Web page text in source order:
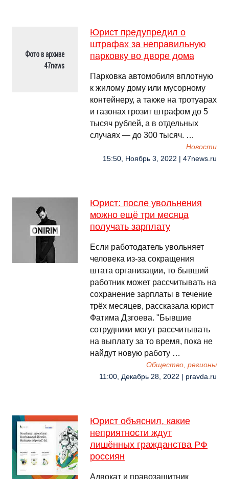
Юрист предупредил о
штрафах за неправильную
парковку во дворе дома
Парковка автомобиля вплотную
к жилому дому или мусорному
контейнеру, а также на тротуарах
и газонах грозит штрафом до 5
тысяч рублей, а в отдельных
случаях — до 300 тысяч. …
Новости
15:50, Ноябрь 3, 2022 | 47news.ru
Юрист: после увольнения
можно ещё три месяца
получать зарплату
Если работодатель увольняет
человека из-за сокращения
штата организации, то бывший
работник может рассчитывать на
сохранение зарплаты в течение
трёх месяцев, рассказала юрист
Фатима Дзгоева. "Бывшие
сотрудники могут рассчитывать
на выплату за то время, пока не
найдут новую работу …
Общество, регионы
11:00, Декабрь 28, 2022 | pravda.ru
Юрист объяснил, какие
неприятности ждут
лишённых гражданства РФ
россиян
Адвокат и правозащитник